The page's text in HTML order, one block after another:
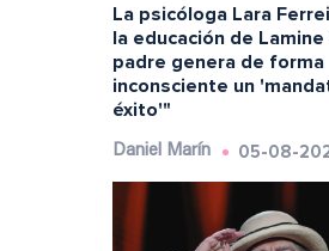
La psicóloga Lara
la educación de Lamine
padre genera de forma
inconsciente un
éxito'"
Daniel Marín 05-08-